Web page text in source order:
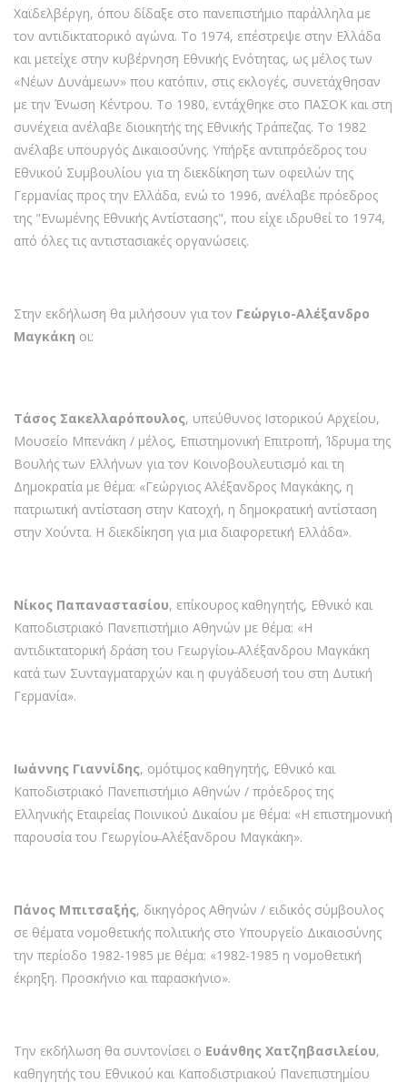
Χαϊδελβέργη, όπου δίδαξε στο πανεπιστήμιο παράλληλα με
τον αντιδικτατορικό αγώνα. Το 1974, επέστρεψε στην Ελλάδα
και μετείχε στην κυβέρνηση Εθνικής Ενότητας, ως μέλος των
«Νέων Δυνάμεων» που κατόπιν, στις εκλογές, συνετάχθησαν
με την Ένωση Κέντρου. Το 1980, εντάχθηκε στο ΠΑΣΟΚ και στη
συνέχεια ανέλαβε διοικητής της Εθνικής Τράπεζας. Το 1982
ανέλαβε υπουργός Δικαιοσύνης. Υπήρξε αντιπρόεδρος του
Εθνικού Συμβουλίου για τη διεκδίκηση των οφειλών της
Γερμανίας προς την Ελλάδα, ενώ το 1996, ανέλαβε πρόεδρος
της "Ενωμένης Εθνικής Αντίστασης", που είχε ιδρυθεί το 1974,
από όλες τις αντιστασιακές οργανώσεις.
Στην εκδήλωση θα μιλήσουν για τον Γεώργιο-Αλέξανδρο
Μαγκάκη οι:
Τάσος Σακελλαρόπουλος, υπεύθυνος Ιστορικού Αρχείου,
Μουσείο Μπενάκη / μέλος, Επιστημονική Επιτροπή, Ίδρυμα της
Βουλής των Ελλήνων για τον Κοινοβουλευτισμό και τη
Δημοκρατία με θέμα: «Γεώργιος Αλέξανδρος Μαγκάκης, η
πατριωτική αντίσταση στην Κατοχή, η δημοκρατική αντίσταση
στην Χούντα. Η διεκδίκηση για μια διαφορετική Ελλάδα».
Νίκος Παπαναστασίου, επίκουρος καθηγητής, Εθνικό και
Καποδιστριακό Πανεπιστήμιο Αθηνών με θέμα: «Η
αντιδικτατορική δράση του Γεωργίου̶ Αλέξανδρου Μαγκάκη
κατά των Συνταγματαρχών και η φυγάδευσή του στη Δυτική
Γερμανία».
Ιωάννης Γιαννίδης, ομότιμος καθηγητής, Εθνικό και
Καποδιστριακό Πανεπιστήμιο Αθηνών / πρόεδρος της
Ελληνικής Εταιρείας Ποινικού Δικαίου με θέμα: «Η επιστημονική
παρουσία του Γεωργίου̶ Αλέξανδρου Μαγκάκη».
Πάνος Μπιτσαξής, δικηγόρος Αθηνών / ειδικός σύμβουλος
σε θέματα νομοθετικής πολιτικής στο Υπουργείο Δικαιοσύνης
την περίοδο 1982-1985 με θέμα: «1982-1985 η νομοθετική
έκρηξη. Προσκήνιο και παρασκήνιο».
Την εκδήλωση θα συντονίσει ο Ευάνθης Χατζηβασιλείου,
καθηγητής του Εθνικού και Καποδιστριακού Πανεπιστημίου